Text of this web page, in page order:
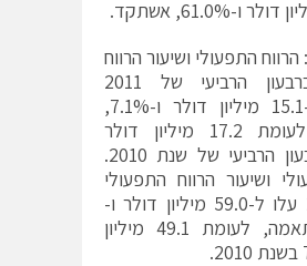
הרווח התפעולי ושיעור הרווח
התפעולי ברבעון הרביעי של 2011
הסתכמו ב-15.1 מיליון דולר ו-7.1%,
בהתאמה, לעומת 17.2 מיליון דולר
ו-9.2% ברבעון הרביעי של שנת 2010.
ושיעור הרווח התפעולי
בשנת 2011 עלו ל-59.0 מיליון דולר ו-
7.4%, בהתאמה, לעומת 49.1 מיליון